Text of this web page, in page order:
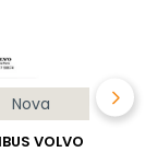
Nova
VOLVO